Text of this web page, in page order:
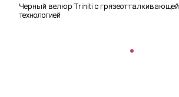
Черный велюр Triniti с грязеотталкивающей
технологией